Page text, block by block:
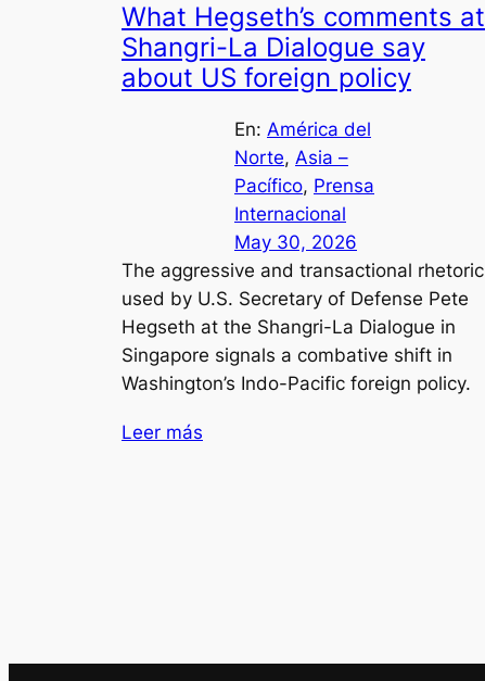
What Hegseth’s comments at
Shangri-La Dialogue say
about US foreign policy
En: América del
Norte, Asia –
Pacífico, Prensa
Internacional
May 30, 2026
The aggressive and transactional rhetoric
used by U.S. Secretary of Defense Pete
Hegseth at the Shangri-La Dialogue in
Singapore signals a combative shift in
Washington’s Indo-Pacific foreign policy.
Leer más